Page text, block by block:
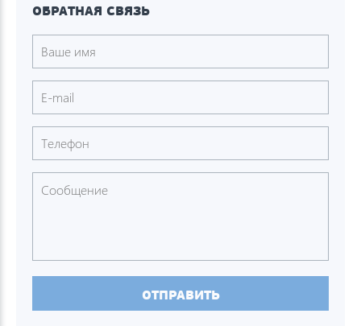
ОБРАТНАЯ СВЯЗЬ
ОТПРАВИТЬ